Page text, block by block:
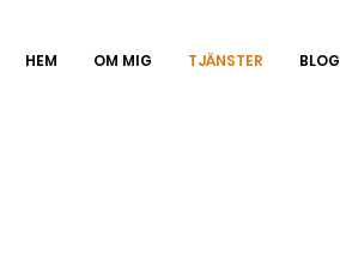
HEM OM MIG TJÄNSTER BLOG